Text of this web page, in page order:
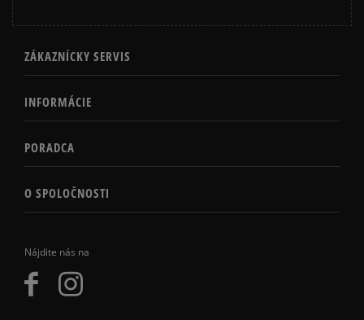
Nájdite nás na
ZÁKAZNÍCKY SERVIS
INFORMÁCIE
PORADCA
O SPOLOČNOSTI